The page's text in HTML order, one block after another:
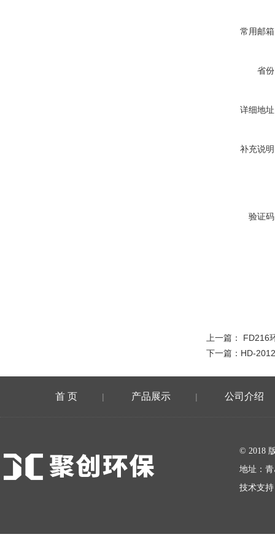
常用邮
省
详细地
补充说
验证
上一篇： FD216
下一篇： HD-
首 页 | 产品展示 | 公司介绍
© 2018
地址：
技术支